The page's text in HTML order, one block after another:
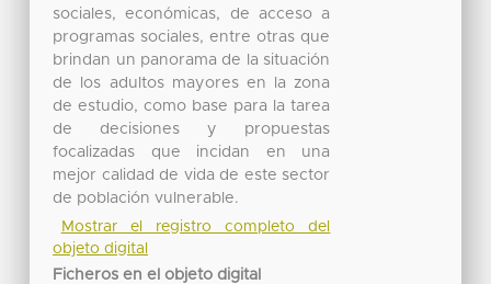
sociales, económicas, de acceso a
programas sociales, entre otras que
brindan un panorama de la situación
de los adultos mayores en la zona
de estudio, como base para la tarea
de decisiones y propuestas
focalizadas que incidan en una
mejor calidad de vida de este sector
de población vulnerable.
Mostrar el registro completo del
objeto digital
Ficheros en el objeto digital